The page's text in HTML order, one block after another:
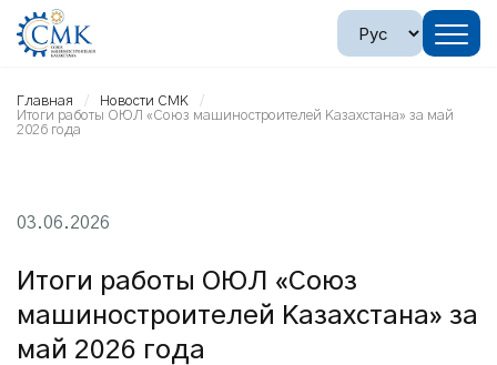
Главная
Новости СМК
Итоги работы ОЮЛ «Союз машиностроителей Казахстана» за май
2026 года
03.06.2026
Итоги работы ОЮЛ «Союз
машиностроителей Казахстана» за
май 2026 года